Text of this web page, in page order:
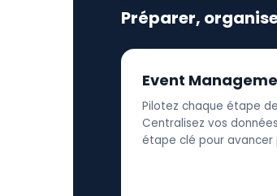
Préparer,
Event
Pilotez chaque étape
Centralisez vos
étape clé pour avancer